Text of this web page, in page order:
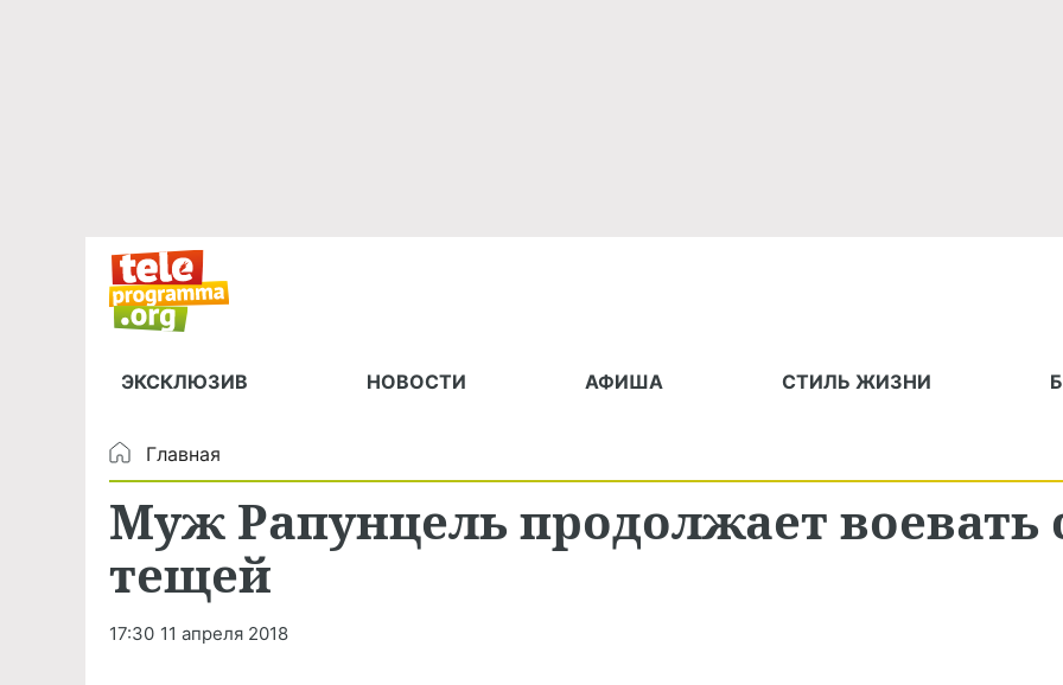
ЭКСКЛЮЗИВ НОВОСТИ АФИША СТИЛЬ ЖИЗНИ
Главная
Муж Рапунцель продолжает воевать
тещей
17:30 11 апреля 2018